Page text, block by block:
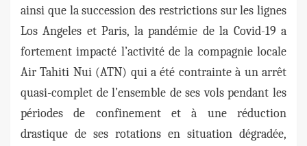
ainsi que la succession des restrictions sur les lignes
Los Angeles et Paris, la pandémie de la Covid-19 a
fortement impacté l’activité de la compagnie locale
Air Tahiti Nui (ATN) qui a été contrainte à un arrêt
quasi-complet de l’ensemble de ses vols pendant les
périodes de confinement et à une réduction
drastique de ses rotations en situation dégradée,